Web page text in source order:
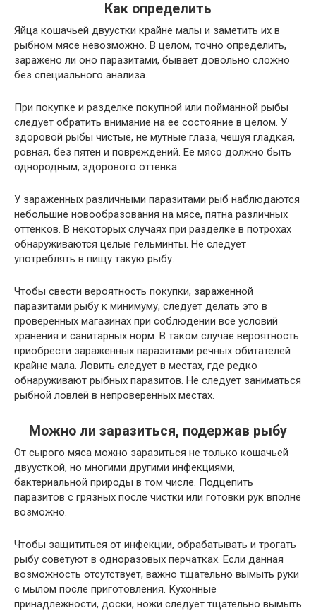
Как определить
Яйца кошачьей двуустки крайне малы и заметить их в
рыбном мясе невозможно. В целом, точно определить,
заражено ли оно паразитами, бывает довольно сложно
без специального анализа.
При покупке и разделке покупной или пойманной рыбы
следует обратить внимание на ее состояние в целом. У
здоровой рыбы чистые, не мутные глаза, чешуя гладкая,
ровная, без пятен и повреждений. Ее мясо должно быть
однородным, здорового оттенка.
У зараженных различными паразитами рыб наблюдаются
небольшие новообразования на мясе, пятна различных
оттенков. В некоторых случаях при разделке в потрохах
обнаруживаются целые гельминты. Не следует
употреблять в пищу такую рыбу.
Чтобы свести вероятность покупки, зараженной
паразитами рыбу к минимуму, следует делать это в
проверенных магазинах при соблюдении все условий
хранения и санитарных норм. В таком случае вероятность
приобрести зараженных паразитами речных обитателей
крайне мала. Ловить следует в местах, где редко
обнаруживают рыбных паразитов. Не следует заниматься
рыбной ловлей в непроверенных местах.
Можно ли заразиться, подержав рыбу
От сырого мяса можно заразиться не только кошачьей
двуусткой, но многими другими инфекциями,
бактериальной природы в том числе. Подцепить
паразитов с грязных после чистки или готовки рук вполне
возможно.
Чтобы защититься от инфекции, обрабатывать и трогать
рыбу советуют в одноразовых перчатках. Если данная
возможность отсутствует, важно тщательно вымыть руки
с мылом после приготовления. Кухонные
принадлежности, доски, ножи следует тщательно вымыть